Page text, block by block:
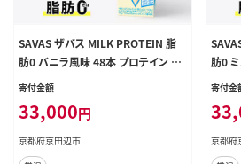
SAVAS ザバス MILK PROTEIN 脂
肪0 バニラ風味 48本 プロテイン ザ
バスプロテイン ミルクプロテイン ド
ロテインドリンク 飲みやすい 運動
スポーツ 京都 京都府 京田辺市
寄付金額
33,000円
京都府京田辺市
肪0
バス
ロテ
スポ
寄付金
京都府